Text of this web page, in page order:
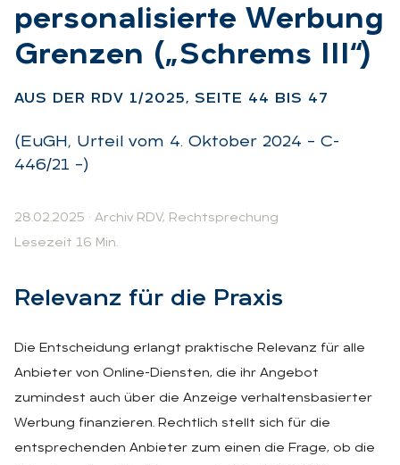
per­so­na­li­sier­te Wer­bung
Gren­zen („Schrems III“)
AUS DER RDV 1/2025, SEI­TE 44 BIS 47
(EuGH, Urteil vom 4. Oktober 2024 – C-
446/21 –)
28.02.2025 · Archiv RDV, Rechtsprechung
Lesezeit 16 Min.
Re­le­vanz für die Pra­xis
Die Entscheidung erlangt praktische Relevanz für alle
Anbieter von Online-Diensten, die ihr Angebot
zumindest auch über die Anzeige verhaltensbasierter
Werbung finanzieren. Rechtlich stellt sich für die
entsprechenden Anbieter zum einen die Frage, ob die